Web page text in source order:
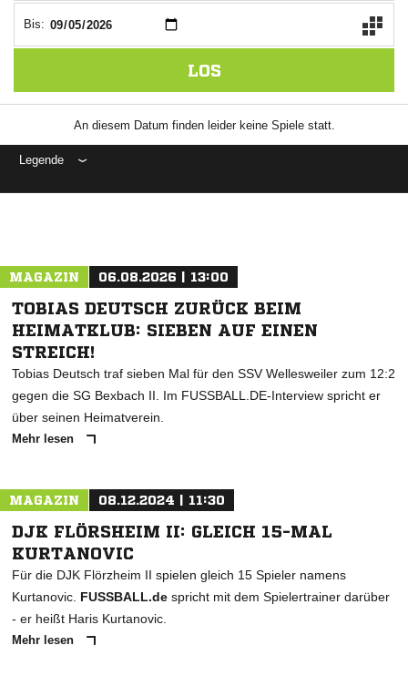
Bis:
LOS
An diesem Datum finden leider keine Spiele statt.
Legende
MAGAZIN 06.08.2026 | 13:00
TOBIAS DEUTSCH ZURÜCK BEIM
HEIMATKLUB: SIEBEN AUF EINEN
STREICH!
Tobias Deutsch traf sieben Mal für den SSV Wellesweiler zum 12:2
gegen die SG Bexbach II. Im FUSSBALL.DE-Interview spricht er
über seinen Heimatverein.
Mehr lesen
MAGAZIN 08.12.2024 | 11:30
DJK FLÖRSHEIM II: GLEICH 15-MAL
KURTANOVIC
Für die DJK Flörzheim II spielen gleich 15 Spieler namens
Kurtanovic. FUSSBALL.de spricht mit dem Spielertrainer darüber
- er heißt Haris Kurtanovic.
Mehr lesen